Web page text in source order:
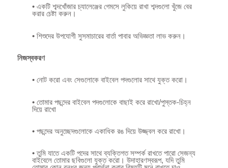
• একটি শব্দখোঁজার চ্যালেঞ্জের গেমসে লুকিয়ে রাখা শব্দগুলো খুঁজে বের
করার চেষ্টা করুন।
• শিশুদের উপযোগী সুসমাচারের বার্তা পাবার অভিজ্ঞতা লাভ করুন।
নিজস্বকরণ
• নোট করো এবং সেগুলোকে বাইবেল পদগুলোর সাথে যুক্ত করো।
• তোমার পছন্দের বাইবেল পদগুলোকে বাছাই করে রাখো/পুস্তক-চিহ্ন
দিয়ে রাখো
• পছন্দের অনুচ্ছেদগুলোকে একাধিক রঙ দিয়ে উজ্জ্বল করে রাখো।
• তুমি যাতে একটি পদের সাথে ব্যক্তিগত সম্পর্ক রাখতে পারো সেজন্য
বাইবেলে তোমার ছবিগুলো যুক্ত করো। উদাহারণস্বরূপ, যদি তুমি